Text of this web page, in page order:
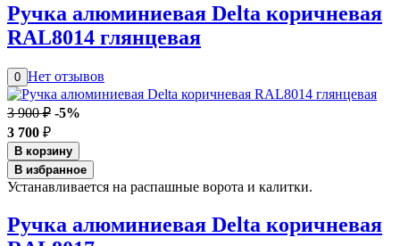
Ручка алюминиевая Delta коричневая
RAL8014 глянцевая
0 Нет отзывов
3 900 ₽ -5%
3 700 ₽
В корзину
В избранное
Устанавливается на распашные ворота и калитки.
Ручка алюминиевая Delta коричневая